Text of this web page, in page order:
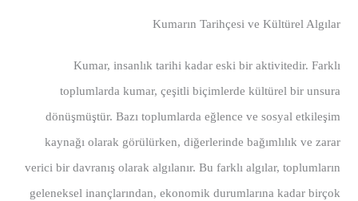
Kumarın Tarihçesi ve Kültürel Algılar
Kumar, insanlık tarihi kadar eski bir aktivitedir. Farklı
toplumlarda kumar, çeşitli biçimlerde kültürel bir unsura
dönüşmüştür. Bazı toplumlarda eğlence ve sosyal etkileşim
kaynağı olarak görülürken, diğerlerinde bağımlılık ve zarar
verici bir davranış olarak algılanır. Bu farklı algılar, toplumların
geleneksel inançlarından, ekonomik durumlarına kadar birçok